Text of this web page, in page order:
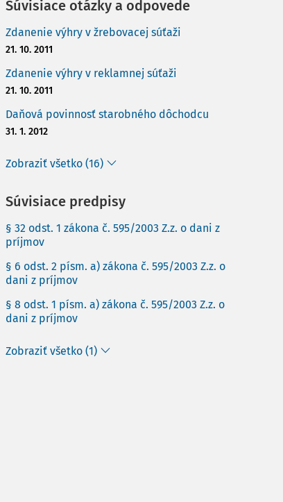
Súvisiace otázky a odpovede
Zdanenie výhry v žrebovacej súťaži
21. 10. 2011
Zdanenie výhry v reklamnej súťaži
21. 10. 2011
Daňová povinnosť starobného dôchodcu
31. 1. 2012
Zobraziť všetko (16)
Súvisiace predpisy
§ 32 odst. 1 zákona č. 595/2003 Z.z. o dani z
príjmov
§ 6 odst. 2 písm. a) zákona č. 595/2003 Z.z. o
dani z príjmov
§ 8 odst. 1 písm. a) zákona č. 595/2003 Z.z. o
dani z príjmov
Zobraziť všetko (1)